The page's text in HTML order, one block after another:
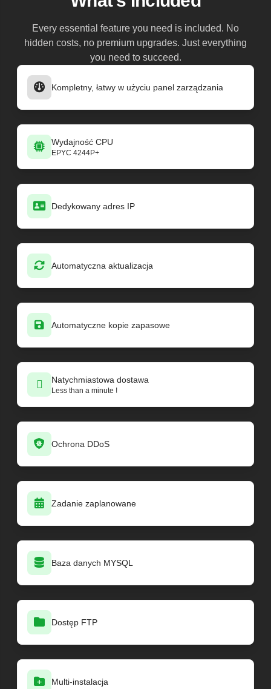
Every essential feature you need is included. No
hidden costs, no premium upgrades. Just everything
you need to succeed.
Kompletny, łatwy w użyciu panel zarządzania
Wydajność CPU
EPYC 4244P+
Dedykowany adres IP
Automatyczna aktualizacja
Automatyczne kopie zapasowe
Natychmiastowa dostawa
Less than a minute !
Ochrona DDoS
Zadanie zaplanowane
Baza danych MYSQL
Dostęp FTP
Multi-instalacja